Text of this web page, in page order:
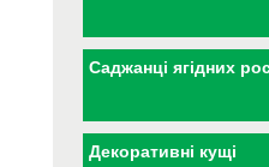
Саджанці ягідних
Декоративні кущі